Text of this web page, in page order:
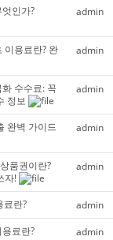
인가? admin
이용료란? 완
admin
수수료: 꼭
정보
admin
완벽 가이드 admin
품권이란?
자!
admin
료란? admin
료란? admin